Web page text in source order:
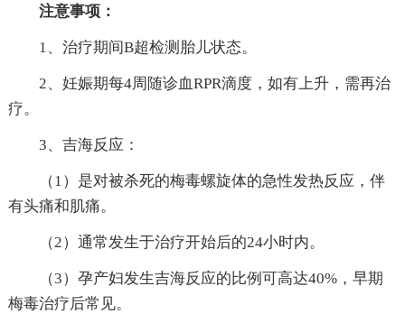
注意事项：
1、治疗期间B超检测胎儿状态。
2、妊娠期每4周随诊血RPR滴度，如有上升，需再治
疗。
3、吉海反应：
（1）是对被杀死的梅毒螺旋体的急性发热反应，伴
有头痛和肌痛。
（2）通常发生于治疗开始后的24小时内。
（3）孕产妇发生吉海反应的比例可高达40%，早期
梅毒治疗后常见。